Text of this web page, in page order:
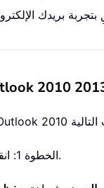
الخطوة 1: انقر لفتح المجلد الذي قمت بتخصيص إعدادات عرضه.